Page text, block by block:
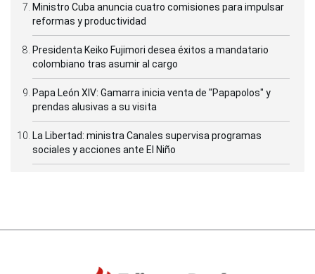
Ministro Cuba anuncia cuatro comisiones para impulsar
reformas y productividad
Presidenta Keiko Fujimori desea éxitos a mandatario
colombiano tras asumir al cargo
Papa León XIV: Gamarra inicia venta de "Papapolos" y
prendas alusivas a su visita
La Libertad: ministra Canales supervisa programas
sociales y acciones ante El Niño